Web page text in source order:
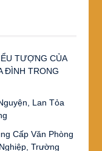
TƯỢNG CỦA
ĐÌNH TRONG
Lan Tỏa
Cấp Văn Phòng
Trường